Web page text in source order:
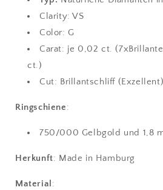
Clarity: VS
Color: G
Carat: je 0,02 ct.
ct.)
Cut: Brillantschliff (Exzellent)
Ringschiene:
750/000 Gelbgold und 1,8
Herkunft: Made in Hamburg
Material :